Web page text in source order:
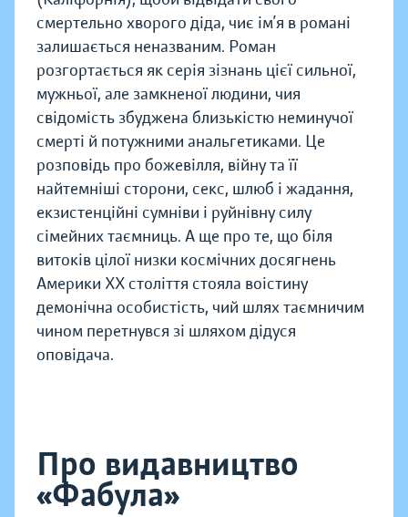
смертельно хворого діда, чиє ім’я в романі
залишається неназваним. Роман
розгортається як серія зізнань цієї сильної,
мужньої, але замкненої людини, чия
свідомість збуджена близькістю неминучої
смерті й потужними анальгетиками. Це
розповідь про божевілля, війну та її
найтемніші сторони, секс, шлюб і жадання,
екзистенційні сумніви і руйнівну силу
сімейних таємниць. А ще про те, що біля
витоків цілої низки космічних досягнень
Америки ХХ століття стояла воістину
демонічна особистість, чий шлях таємничим
чином перетнувся зі шляхом дідуся
оповідача.
Про видавництво
«Фабула»